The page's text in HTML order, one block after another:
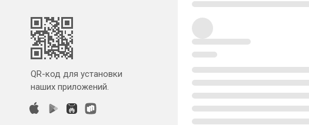
QR-код для установки
наших приложений.